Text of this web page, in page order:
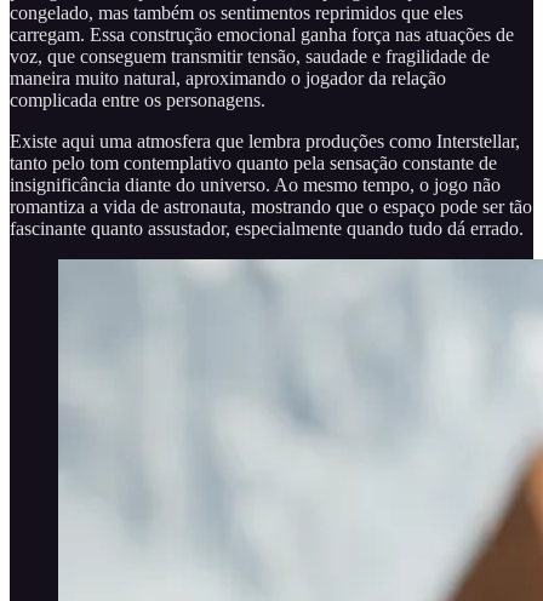
congelado, mas também os sentimentos reprimidos que eles
carregam. Essa construção emocional ganha força nas atuações de
voz, que conseguem transmitir tensão, saudade e fragilidade de
maneira muito natural, aproximando o jogador da relação
complicada entre os personagens.
Existe aqui uma atmosfera que lembra produções como Interstellar,
tanto pelo tom contemplativo quanto pela sensação constante de
insignificância diante do universo. Ao mesmo tempo, o jogo não
romantiza a vida de astronauta, mostrando que o espaço pode ser tão
fascinante quanto assustador, especialmente quando tudo dá errado.